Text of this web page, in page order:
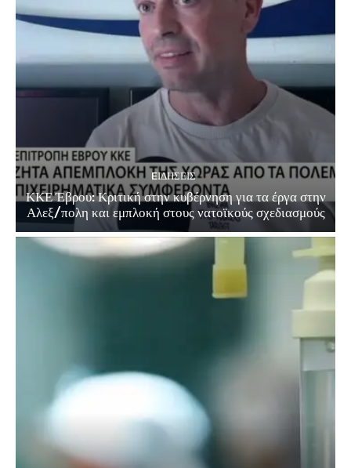
EΙΔΗΣΕΙΣ
ΚΚΕ Έβρου: Κριτική στην κυβέρνηση για τα έργα στην
Αλεξ/πολη και εμπλοκή στους νατοϊκούς σχεδιασμούς